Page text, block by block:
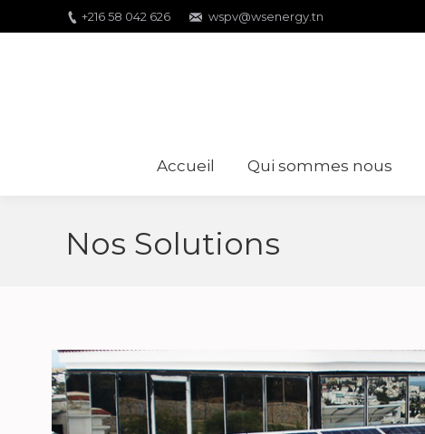
+216 58 042 626 wspv@wsenergy.tn
Accueil Qui sommes nous
Nos Solutions